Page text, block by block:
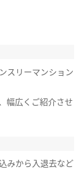
スリーマンション
幅広くご紹介させ
みから入退去など